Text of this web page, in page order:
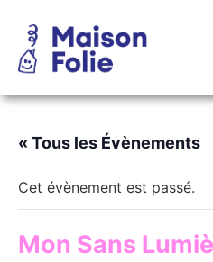
« Tous les Évènements
Cet évènement est passé.
Mon Sans